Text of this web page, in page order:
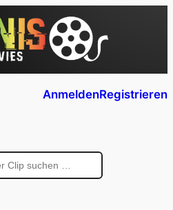
AnmeldenRegistrieren